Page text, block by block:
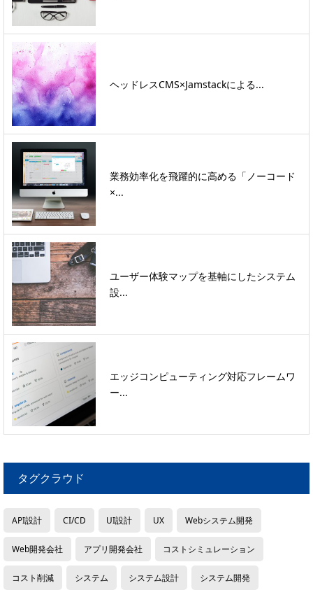
ヘッドレスCMS×Jamstackによる...
業務効率化を飛躍的に高める「ノーコード
×...
ユーザー体験マップを基軸にしたシステム
設...
エッジコンピューティング対応フレームワ
ー...
タグクラウド
API設計 CI/CD UI設計 UX Webシステム開発
Web開発会社 アプリ開発会社 コストシミュレーション
コスト削減 システム システム設計 システム開発